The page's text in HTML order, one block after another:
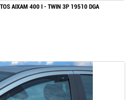
AIXAM 400 I - TWIN 3P 19510 DGA